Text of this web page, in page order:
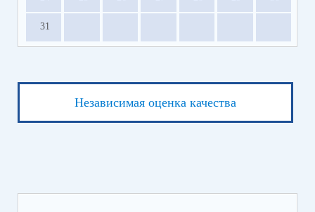
31
Независимая оценка качества